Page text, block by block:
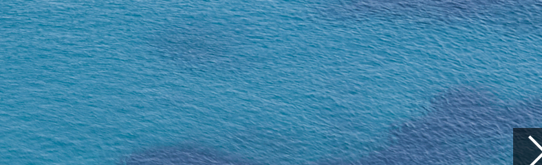
여행을 준비하